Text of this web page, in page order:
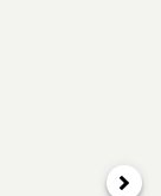
次へ